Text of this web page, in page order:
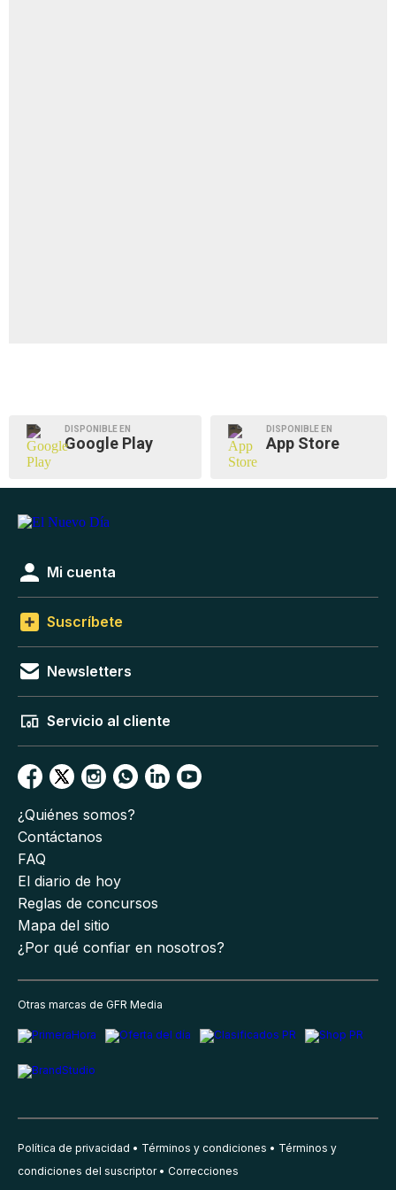
DISPONIBLE EN
Google Play
DISPONIBLE EN
App Store
Mi cuenta
Suscríbete
Newsletters
Servicio al cliente
¿Quiénes somos?
Contáctanos
FAQ
El diario de hoy
Reglas de concursos
Mapa del sitio
¿Por qué confiar en nosotros?
Otras marcas de GFR Media
Política de privacidad Términos y condiciones
Términos y
condiciones del suscriptor
Correcciones